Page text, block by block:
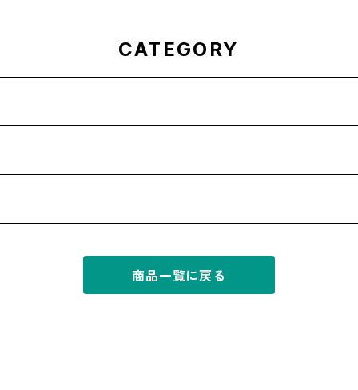
CATEGORY
商品一覧に戻る